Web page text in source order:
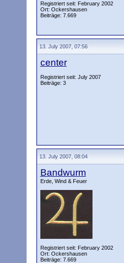
Registriert seit: February 2002
Ort: Ockershausen
Beiträge: 7.669
13. July 2007, 07:56
center
Registriert seit: July 2007
Beiträge: 3
13. July 2007, 08:04
Bandwurm
Erde, Wind & Feuer
Registriert seit: February 2002
Ort: Ockershausen
Beiträge: 7.669